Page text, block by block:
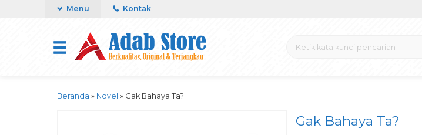
Menu Kontak
Beranda » Novel » Gak Bahaya Ta?
Gak Bahaya Ta?